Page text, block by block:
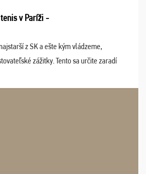
v Paríži -
z SK a ešte kým vládzeme,
zážitky. Tento sa určite zaradí
šefík Meďo, dobrá parti ...